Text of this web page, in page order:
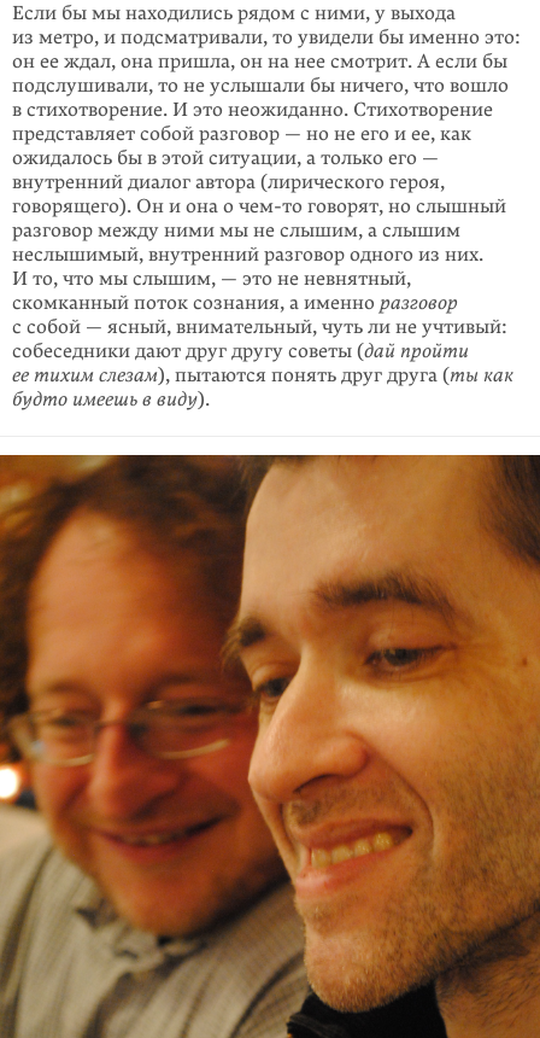
Если бы мы находились рядом с ними, у выхода
из метро, и подсматривали, то увидели бы именно это:
он ее ждал, она пришла, он на нее смотрит. А если бы
подслушивали, то не услышали бы ничего, что вошло
в стихотво­рение. И это неожиданно. Стихотворение
представляет собой разговор — но не его и ее, как
ожидалось бы в этой ситуации, а только его —
внутренний диалог автора (лирического героя,
говорящего). Он и она о чем-то говорят, но слышный
разговор между ними мы не слышим, а слышим
неслышимый, внутренний разговор одного из них.
И то, что мы слышим, — это не невнят­ный,
скомканный поток сознания, а именно разговор
с собой — ясный, вни­мательный, чуть ли не учтивый:
собеседники дают друг другу советы (дай пройти
ее тихим слезам), пытаются понять друг друга (ты как
будто имеешь в виду).